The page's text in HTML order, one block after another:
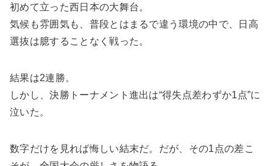
初めて立った西日本の大舞台。
気候も雰囲気も、普段とはまるで違う環境の中で、日高
選抜は臆することなく戦った。
結果は2連勝。
しかし、決勝トーナメント進出は“得失点差わずか1点”に
泣いた。
数字だけを見れば悔しい結末だ。だが、その1点の差こ